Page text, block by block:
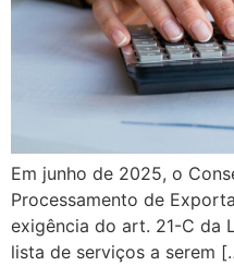
Em junho de 2025, o
Processamento de
exigência do art. 21-C da
lista de serviços a serem